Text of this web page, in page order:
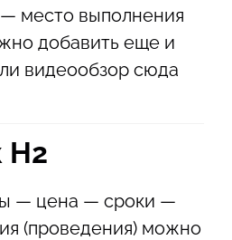
место выполнения
добавить еще и
видеообзор сюда
Н2
— цена — сроки —
(проведения) можно